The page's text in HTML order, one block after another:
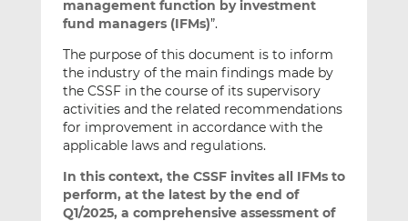
management function by investment
fund managers (IFMs)”.
The purpose of this document is to inform
the industry of the main findings made by
the CSSF in the course of its supervisory
activities and the related recommendations
for improvement in accordance with the
applicable laws and regulations.
In this context, the CSSF invites all IFMs to
perform, at the latest by the end of
Q1/2025, a comprehensive assessment of